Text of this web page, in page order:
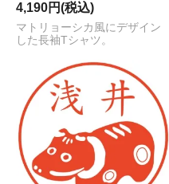
4,190円(税込)
マトリョーシカ風にデザイン
した長袖Tシャツ。